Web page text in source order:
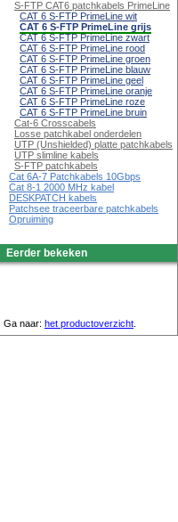
S-FTP CAT6 patchkabels PrimeLine
CAT 6 S-FTP PrimeLine wit
CAT 6 S-FTP PrimeLine grijs
CAT 6 S-FTP PrimeLine zwart
CAT 6 S-FTP PrimeLine rood
CAT 6 S-FTP PrimeLine groen
CAT 6 S-FTP PrimeLine blauw
CAT 6 S-FTP PrimeLine geel
CAT 6 S-FTP PrimeLine oranje
CAT 6 S-FTP PrimeLine roze
CAT 6 S-FTP PrimeLine bruin
Cat-6 Crosscabels
Losse patchkabel onderdelen
UTP (Unshielded) platte patchkabels
UTP slimline kabels
S-FTP patchkabels
Cat 6A-7 Patchkabels 10Gbps
Cat 8-1 2000 MHz kabel
DESKPATCH kabels
Patchsee traceerbare patchkabels
Opruiming
Eerder bekeken
Ga naar: het productoverzicht